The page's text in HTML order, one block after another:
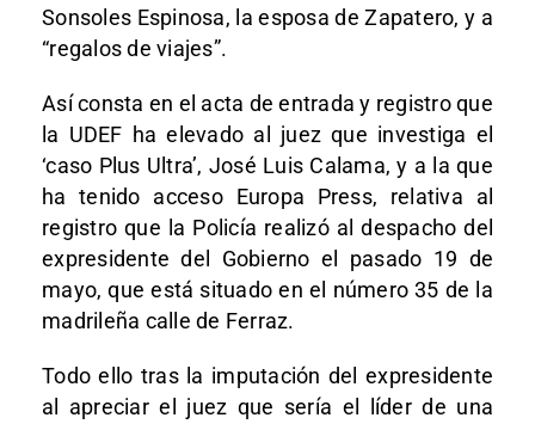
Sonsoles Espinosa, la esposa de Zapatero, y a
“regalos de viajes”.
Así consta en el acta de entrada y registro que
la UDEF ha elevado al juez que investiga el
‘caso Plus Ultra’, José Luis Calama, y a la que
ha tenido acceso Europa Press, relativa al
registro que la Policía realizó al despacho del
expresidente del Gobierno el pasado 19 de
mayo, que está situado en el número 35 de la
madrileña calle de Ferraz.
Todo ello tras la imputación del expresidente
al apreciar el juez que sería el líder de una